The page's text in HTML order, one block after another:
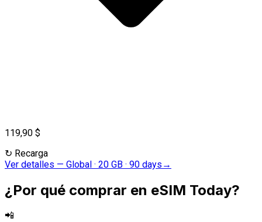
119,90 $
↻ Recarga
Ver detalles — Global · 20 GB · 90 days →
¿Por qué comprar en eSIM Today?
📲